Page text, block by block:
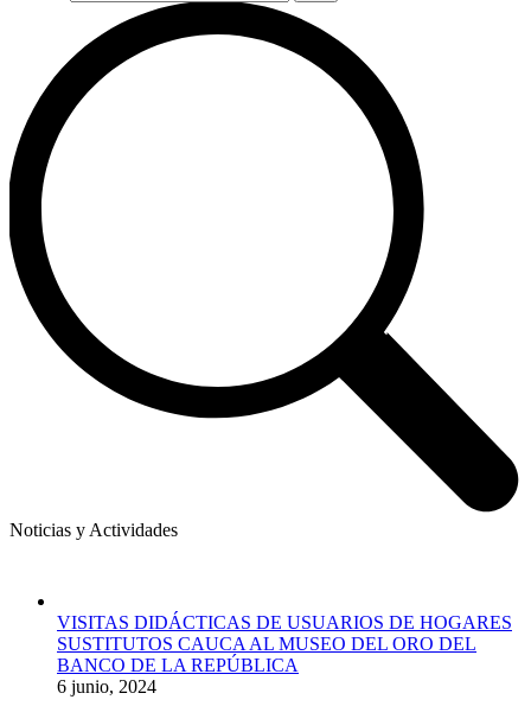
Noticias y Actividades
VISITAS DIDÁCTICAS DE USUARIOS DE HOGARES
SUSTITUTOS CAUCA AL MUSEO DEL ORO DEL
BANCO DE LA REPÚBLICA
6 junio, 2024